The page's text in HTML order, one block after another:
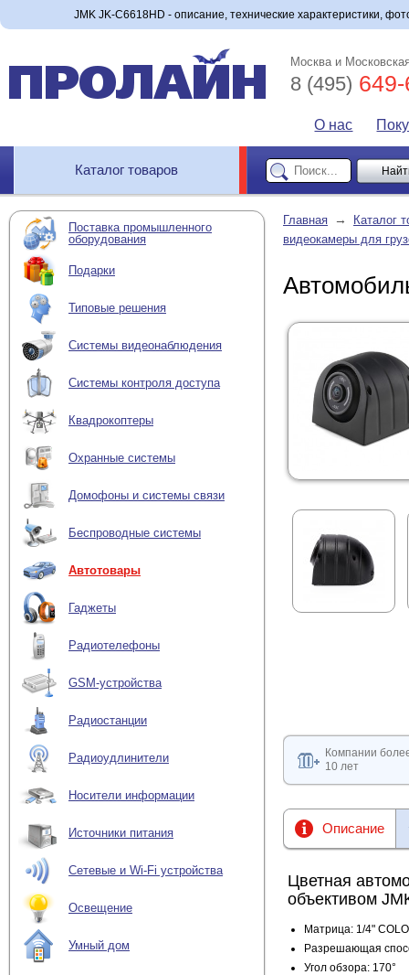
JMK JK-C6618HD - описание, технические характеристики,
Москва и
8 (495)
О нас
Каталог товаров
Поставка промышленного
оборудования
Подарки
Типовые решения
Системы видеонаблюдения
Системы контроля доступа
Квадрокоптеры
Охранные системы
Домофоны и системы связи
Беспроводные системы
Автотовары
Гаджеты
Радиотелефоны
GSM-устройства
Радиостанции
Радиоудлинители
Носители информации
Источники питания
Сетевые и Wi-Fi устройства
Освещение
Умный дом
Главная →
Каталог
видеокамеры для
Компании
10 лет
Описание
Цветная
объективом
Матрица: 1/4"
Разрешающая
Угол обзора: 170°